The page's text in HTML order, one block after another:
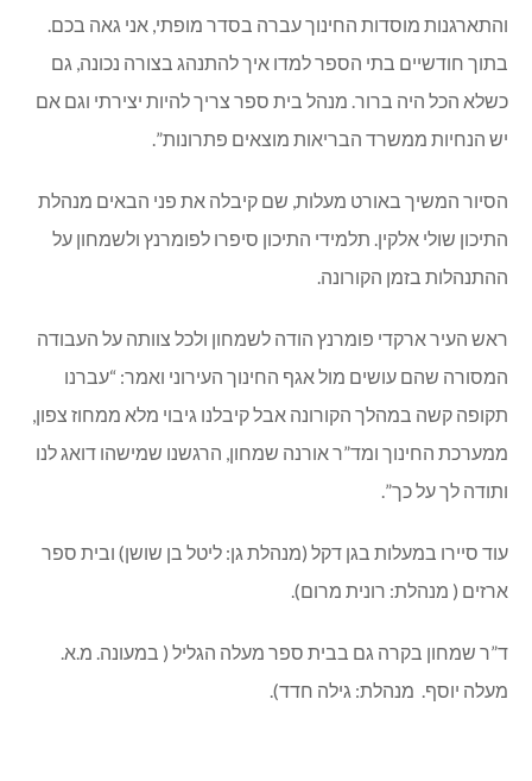
והתארגנות מוסדות החינוך עברה בסדר מופתי, אני גאה בכם.
בתוך חודשיים בתי הספר למדו איך להתנהג בצורה נכונה, גם
כשלא הכל היה ברור. מנהל בית ספר צריך להיות יצירתי וגם אם
יש הנחיות ממשרד הבריאות מוצאים פתרונות”.
הסיור המשיך באורט מעלות, שם קיבלה את פני הבאים מנהלת
התיכון שולי אלקין. תלמידי התיכון סיפרו לפומרנץ ולשמחון על
ההתנהלות בזמן הקורונה.
ראש העיר ארקדי פומרנץ הודה לשמחון ולכל צוותה על העבודה
המסורה שהם עושים מול אגף החינוך העירוני ואמר: “עברנו
תקופה קשה במהלך הקורונה אבל קיבלנו גיבוי מלא ממחוז צפון,
ממערכת החינוך ומד”ר אורנה שמחון, הרגשנו שמישהו דואג לנו
ותודה לך על כך”.
עוד סיירו במעלות בגן דקל (מנהלת גן: ליטל בן שושן) ובית ספר
ארזים ( מנהלת: רונית מרום).
ד”ר שמחון בקרה גם בבית ספר מעלה הגליל ( במעונה. מ.א.
מעלה יוסף. מנהלת: גילה חדד).